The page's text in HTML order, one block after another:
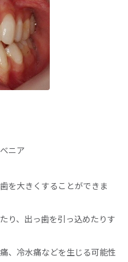
ニア
を大きくすることができま
り、出っ歯を引っ込めたりす
、冷水痛などを生じる可能性